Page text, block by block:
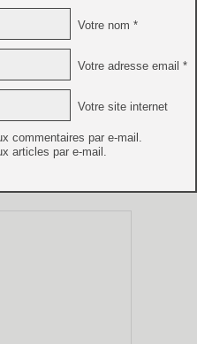
Votre nom *
Votre adresse email *
Votre site internet
commentaires par e-mail.
articles par e-mail.